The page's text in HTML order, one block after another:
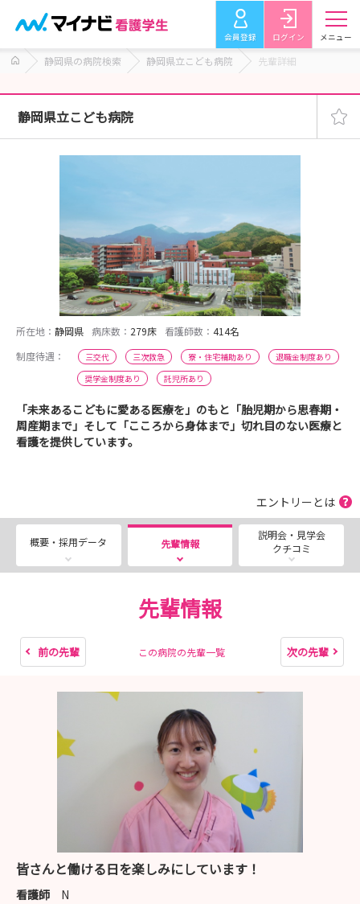
会員登録 ログイン メニュー
静岡県の病院検索 静岡県立こども病院 先輩詳細
静岡県立こども病院
所在地： 静岡県 病床数： 279床 看護師数： 414名
制度待遇：
三交代 三次救急 寮・住宅補助あり
退職金制度あり
奨学金制度あり
託児所あり
「未来あるこどもに愛ある医療を」のもと「胎児期から思春期・
周産期まで」そして「こころから身体まで」切れ目のない医療と
看護を提供しています。
エントリーとは
概要・採用データ 先輩情報
説明会・見学会
クチコミ
先輩情報
前の先輩 この病院の先輩一覧 次の先輩
皆さんと働ける日を楽しみにしています！
看護師 N